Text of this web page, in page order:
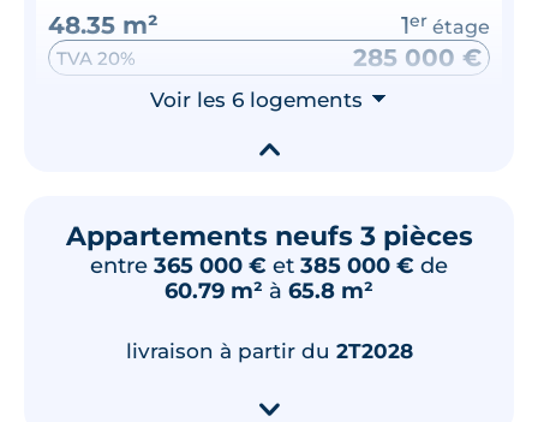
48.35 m²
1er étage
TVA 20% 285 000 €
Surface annexe
Orientation
Lot 404
TVA 20% 295 000 €
Voir les 6 logements ⮟
▾
Appartements neufs 3 pièces
entre 365 000 € et 385 000 € de
60.79 m² à 65.8 m²
livraison à partir du 2T2028
▾